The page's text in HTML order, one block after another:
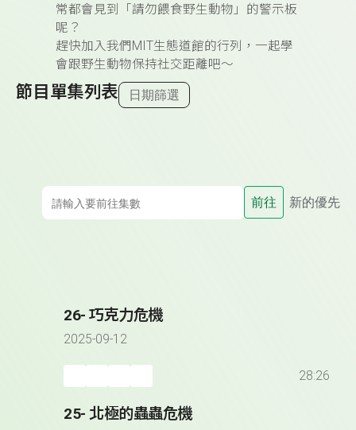
常都會見到「請勿餵食野生動物」的警示板
呢？
趕快加入我們MIT生態道館的行列，一起學
會跟野生動物保持社交距離吧～
節目單集列表 日期篩選
前往 新的優先
26- 巧克力危機
2025-09-12
28:26
25- 北極的蟲蟲危機